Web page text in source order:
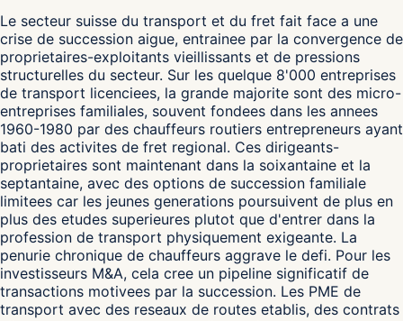
Le secteur suisse du transport et du fret fait face a une
crise de succession aigue, entrainee par la convergence de
proprietaires-exploitants vieillissants et de pressions
structurelles du secteur. Sur les quelque 8'000 entreprises
de transport licenciees, la grande majorite sont des micro-
entreprises familiales, souvent fondees dans les annees
1960-1980 par des chauffeurs routiers entrepreneurs ayant
bati des activites de fret regional. Ces dirigeants-
proprietaires sont maintenant dans la soixantaine et la
septantaine, avec des options de succession familiale
limitees car les jeunes generations poursuivent de plus en
plus des etudes superieures plutot que d'entrer dans la
profession de transport physiquement exigeante. La
penurie chronique de chauffeurs aggrave le defi. Pour les
investisseurs M&A, cela cree un pipeline significatif de
transactions motivees par la succession. Les PME de
transport avec des reseaux de routes etablis, des contrats